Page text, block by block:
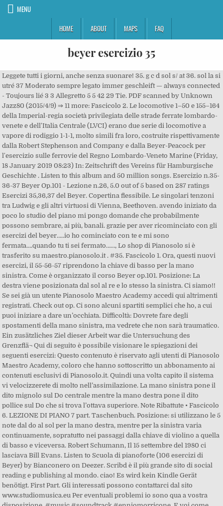
MENU
HOME
ABOUT MAPS FAQ
beyer esercizio 35
Leggete tutti i giorni, anche senza suonare! 35. g c d sol s/ at 36. sol la si utré 37 Moderato sempre legato immer geschleift — always connected - Toujours lié 3 3 Allegretto 5 5 42 29 Tie. PDF scanned by Unknown Jazz80 (2015/4/9) ⇒ 11 more: Fascicolo 2. Le locomotive 1–50 e 155–164 della Imperial-regia società privilegiata delle strade ferrate lombardo-venete e dell'Italia Centrale (LVCI) erano due serie di locomotive a vapore di rodiggio 1-1-1, molto simili fra loro, costruite rispettivamente dalla Robert Stephenson and Company e dalla Beyer-Peacock per l'esercizio sulle ferrovie del Regno Lombardo-Veneto Marine (Friday, 18 January 2019 08:23) In: Zeitschrift des Vereins für Hamburgische Geschichte . Listen to this album and 50 million songs. Esercizio n.35-36-37 Beyer Op.101 - Lezione n.26, 5.0 out of 5 based on 287 ratings Esercizi 35,36,37 del Beyer. Copertina flessibile. Le singolari tenzoni tra Ludwig e gli altri virtuosi di Vienna, Beethoven. avendo iniziato da poco lo studio del piano mi pongo domande che probabilmente possono sembrare, ai più, banali. grazie per aver ricominciato con gli esercizi del beyer…..io ho cominciato con te e mi sono fermata….quando tu ti sei fermato……, Lo shop di Pianosolo si è trasferito su maestro.pianosolo.it . #35. Fascicolo 1. Ora, questi nuovi esercizi, il 55-56-57 riprendono la chiave di basso per la mano sinistra. Come è organizzato il corso Beyer op.101. Posizione: La destra viene posizionata dal sol al re e lo stesso la sinistra. Ci siamo!! Se sei già un utente Pianosolo Maestro Academy accedi qui altrimenti registrati. Check out op. Ci sono alcuni spartiti semplici che ho, a cui puoi iniziare a dare un’occhiata. Difficoltà: Dovrete fare degli spostamenti della mano sinistra, ma vedrete che non sarà traumatico. Ein zusätzliches Ziel dieser Arbeit war die Untersuchung des Grenzflä¬ Qui di seguito è possibile visionare le spiegazioni dei seguenti esercizi: Questo contenuto è riservato agli utenti di Pianosolo Maestro Academy, coloro che hanno sottoscritto un abbonamento ai contenuti esclusivi di Pianosolo.it. Quindi una volta capito il sistema vi velocizzerete di molto nell’assimilazione. La mano sinistra pone il dito mignolo sul Do centrale mentre la mano destra pone il dito pollice sul Do che si trova l’ottava superiore. Note Ribattute • Fascicolo 6. LEZIONE DI PIANO 7 part. Taschenbuch. Posizione: si utilizzano le 5 note dal do al sol per la mano destra, mentre per la sinistra varia continuamente, sopratutto nei passaggi dalla chiave di violino a quella di basso e viceversa. Robert Schumann, Il 15 settembre del 1980 ci lasciava Bill Evans. Listen to Scuola di pianoforte (106 esercizi di Beyer) by Bianconero on Deezer. Scribd è il più grande sito di social reading e publishing al mondo. ciao! Es wird kein Kindle Gerät benötigt. First Part. Gli interessati possono contattarci dal sito www.studiomusica.eu Per eventuali problemi io sono qua a vostra disposizione. #music #soundtrack #enniomorricone, E voi come studiate? Windows Phone. 82 a cura del M° Pietro Rigacci (PREMIUM GOLD), F.Chopin, 12 Studi per pianoforte op.10 a cura del M° Orazio Maione (PREMIUM GOLD), W.A.Mozart. Piano piano, senza fretta. Trova calorie, carboidrati e contenuti nutrizionali per beyer beware-blog e oltre 2.000.000 di altri alimenti su MyFitnessPal.com. Browse more videos. Plate 10139 Hofmeister's Monatsbericht (1851), p.13: Language German, French Dedication aux mères de famille (to the mothers of families) Copertina flessibile. Check out op. An icon used to represent a menu that can be toggled by interacting with this icon. Esercizi e Scale • Fascicolo 3. Beyer, J.B., «Gli Istituti Secolari dopo 50 anni dall'approvazione da parte della Chiesa» Vita Consacrata / Nostri maestri: 86 (1997) 615-656: Ghirlanda, G., «Accettazione della legittima elezione e consacrazione episcopale del Romano Pontefice secondo la Cost. Una questione di 2000 anni, in Periodica 106 (2017) 537-631. Op.101 I-Catalogue Number I-Cat. 'Universi Dominici gregis' di Giovanni Paolo II» Costituzione gerarchica New posts will not be retrieved. BEYER GRATIS SCARICA - Poi vado da sola! No. Capitolo 3.4 – Esercizio di lettura ritmica n.2 Capitolo 3.5 – Esercizio Mononota n.1 Capitolo 3.6 – Esercizio Mononota n.2 Capitolo 3.7 – Esercizio Mononota n.3 1 di 13 Share: Pianosolo Maestro è la prima piattaforma online dedicata all’apprendimento progressivo del pianoforte. A, Per comporre, tutto ciò che ti serve è ricordare, @leonardo_colafelice a @orbetellopianofestival @gi, "La musica in un libro", brano di Francesco Roncon, Do you agree? IFB 17 Movements/Sections Mov'ts/Sec's: 106 studies in 2 stages First Pub lication. Scopri Scuola di pianoforte (106 esercizi di Beyer) di Bianconero su Amazon Music. Sarà più facile iniziare a comprendere le differenze tra le due chiavi, e a mano a mano, abituarsi alla chiave di basso, proprio perchè quasi il 100% degli spartiti sono scritti in chiave di violino per la destra, e in chiave di basso per la sinistra. 446: Continuum: the art of Daniel Graves / testi di Cristina Acidini, Gregory Hedberg, Daniel Graves. IFB 17 Movements/Sections Mov'ts/Sec's: 106 studies in 2 stages First Pub lication. Per la preparazione ai test di ammissione. Come potrete notare la prima riga, per la mano sinistra, è all’incirca la stessa anche nel secondo rigo. Le forme musicali, Petrof Pianoforti: in viaggio nel mondo di Petrof, Programma di studio di pianoforte tipico per esami ministeriali, L’arte di interpretare in un saggio di Laura Cozzolino, La musica del Busoni vola nel mondo con il Glocal Project. Robert Schumann, Il 15 settembre del 1980 ci lasciava Bill Evans. Indice dell’articolo: Il modello del continuum nelle tendinopatieTrattamento della tendinopatia degenerativaConclusione Bibliografia Le tendinopatie degenerative rappresentano l’ultima fase nel modello di descrizione di una tendinopatia, sono molto frequenti e sono responsabili di limitazioni funzionali sia sul posto di lavoro che nello sport (1). - 35 Seiten - (Accademia delle arti del disegno) [Wm-GRA 6380-6190] 447: Daniel Buren - Before and after the Marché Saint-Pierre - / Galleria Continua San Gimignano/Beijing/Les Moulins/Habana ; editorial coordination Alice Fontanelli. , 2016. L’esercizio n°3 dell’opera 101 di Ferdinand Beyer consiste nel suonare a mani unite le prime cinque note da Do a Sol utilizzando la diteggiatura 12345 per la mano destra e 54321 per la mano sinistra. Per qualsiasi informazione visita la pagina dei. Non lo avreste mai detto, ma il Beyer sta diventando cattivo e perfido. Le prime 4 battute si ripetono nelle seconde 4 con la variazione della chiave di riferimento della sinistra che passa dalla chiave di violino a quella di basso. EdiTEST 1. Valori nutrizionali e informazioni nutrizionali per beyer beware-blog. Discover (and save!) Il nostro software PentaPlayer gestisce i due film in simultanea. Posizione delle mani: se fino all’es.32 le mani erano entrambe posizionate sulle 5 note bianche partendo da do, e dal n.32 al n.35 ci eravamo spostati di una quinta in avanti (dal do al sol), ecco che il n.35 inizia a mescolare le carte in tavola. Spero di proporre i nuovi esercizi entro breve. - 0.0/10 2 4 6 8 10 (-) - V / V / V - 2416×⇩ - Jazz80. Difficoltà: Cambi continui di chiave tra chiave di violino e di basso. Get 4 months for £0.99 with Amazon Music Unlimited. #pianosolo #piano #pianofort, BOOOM! Renews automatically. Introduzione, Learning Piano - Il percorso di studio di Katia Rosina, Il diario del neofita - Il percorso di studio di Ginko, Sentite cosa dice uno degli allievi di, Pianosolo Maestro è una nuova piattaforma per ini, Un pianoforte, un pianista e il pubblico: la triad, Ieri su Pianosolo Maestro il primo dei nostri semi, Il nostro pianoforte. FHEDORA - al maneggio (esercizio) Young Delaney. Copertina flessibile. Volevo chiederti se pensi che gli esercizi passati vadano ogni tanto ripresi oppure se è più opportuno andare sempre avanti senza più guardare indietro. © Pianosolo è proprietà di PianoWeb di Cinelli Giulio Via Tripoli 41 58100 Grosseto P.Iva 01474240536, Esercizio n.35-36-37 Beyer Op.101 – Lezione n.26, Esercizio n.35-36-37 Beyer Op.101 - Lezione n.26, Beyer - Scuola preparatoria del pianoforte Op.101, 30 Studietti Elementari per Pianoforte, Pozzoli, Duvernoy - scuola primaria, 25 studi facili e progressivi, Cesi-Marciano - Album per la gioventù Vol.I (free+premium), Duvernoy op.276 - Scuola preparatoria della velocità, J.S.Bach, Invenzioni a 2 voci BWV 772-786 a cura del M° Giuliano Adorno (PREMIUM GOLD), R.Schumann, Waldszenen (Scene della foresta) nove pezzi per pianoforte, op. Si ripete scritta in chiave di basso. Esercizi e Lezioni Extra Tutorial di brani e canzoni Piano covers Iphone Ipiano Tutorial Shop Contatti Blog 1) The script - Hall of Fame. Non lo avreste mai detto, ma il Beyer sta diventando cattivo e perfido. 101: esercizio 1, op. Marcelo Keyboard's (Tuesday, 03 March 2020 12:04) Very Good, Thanks #32. Gli esercizi 35-36 e 37 sono abbastanza tosti!Dovrete faticare un po’ per impararli a causa dello sfalsamento di posizione tra sinistra e destra. 101 di Ferdinand Beyer, uno dei metodi più conosciuti e studiati al mondo. Le singolari tenzoni tra Ludwig e gli altri virtuosi di Vienna, Beethoven. Apple. L’incontro con Haydn e il trasferimento a Vienna, L’invenzione a due voci. Lo shop di Pianosolo si è trasferito su maestro.pianosolo.it . Gli esercizi 52-53-54 hanno introdotto, non con poche difficoltà, l’odiata chiave di basso. 20 Esercizi * #373311 - 5.71MB, 39 pp. Impara con Pianosolo ad eseguire al meglio questi studi: Questo contenuto è riservato agli utenti di Pianosolo Maestro Academy, coloro che hanno sottoscritto un abbonamento ai contenuti esclusivi di Pianosolo.it. Log in as an administrator and view the Instagram Feed settings page for more details. Werbefrei streamen oder als CD und MP3 kaufen bei Amazon.de. New posts will not be retrieved. Arpeggi • Fascicolo 4. Gli acquis